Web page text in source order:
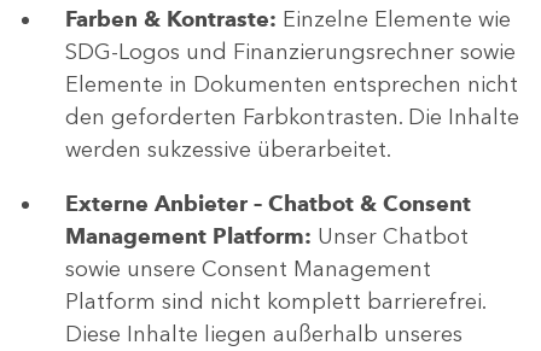
Farben & Kontraste: Einzelne Elemente wie
SDG-Logos und Finanzierungsrechner sowie
Elemente in Dokumenten entsprechen nicht
den geforderten Farbkontrasten. Die Inhalte
werden sukzessive überarbeitet.
Externe Anbieter – Chatbot & Consent
Management Platform: Unser Chatbot
sowie unsere Consent Management
Platform sind nicht komplett barrierefrei.
Diese Inhalte liegen außerhalb unseres